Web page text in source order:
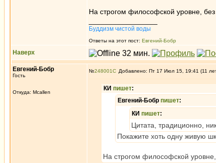
На строгом философской уровне,
Буддизм чистой воды
Ответы на этот пост: Евгений-Бобр
Наверх
Евгений-Бобр
Гость
Откуда: Mcallen
№248001 Добавлено: Пт 17 Июл 15, 19:41 (11
КИ пишет:
Евгений-Бобр пишет:
КИ пишет:
Цитата, традиционно,
Покажите хоть одну живую
На строгом философской